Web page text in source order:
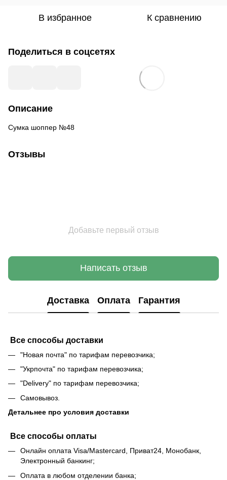
В избранное К сравнению
Поделиться в соцсетях
Описание
Сумка шоппер №48
Отзывы
Добавьте первый отзыв
Написать отзыв
Доставка Оплата Гарантия
Все способы доставки
"Новая почта" по тарифам перевозчика;
"Укрпочта" по тарифам перевозчика;
"Delivery" по тарифам перевозчика;
Самовывоз.
Детальнее про условия доставки
Все способы оплаты
Онлайн оплата Visa/Mastercard, Приват24, Монобанк,
Электронный банкинг;
Оплата в любом отделении банка;